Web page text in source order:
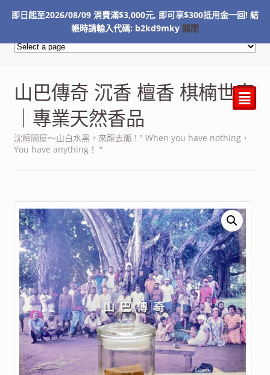
山巴傳奇 沉香 檀香 棋楠世家
｜專業天然香品
沈檀問屋～山白水黑，來龍去脈 ! " When you have nothing，
You have anything！ "
²
即日起至2026/08/09 消費滿$3,000元, 即可享$300抵用金一回! 結
帳時請輸入代碼: b2kd9mky 關閉